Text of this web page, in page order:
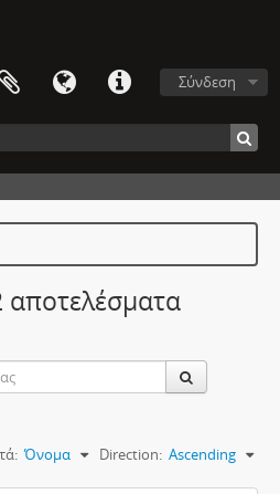
Σύνδεση
αποτελέσματα
Όνομα Direction: Ascending